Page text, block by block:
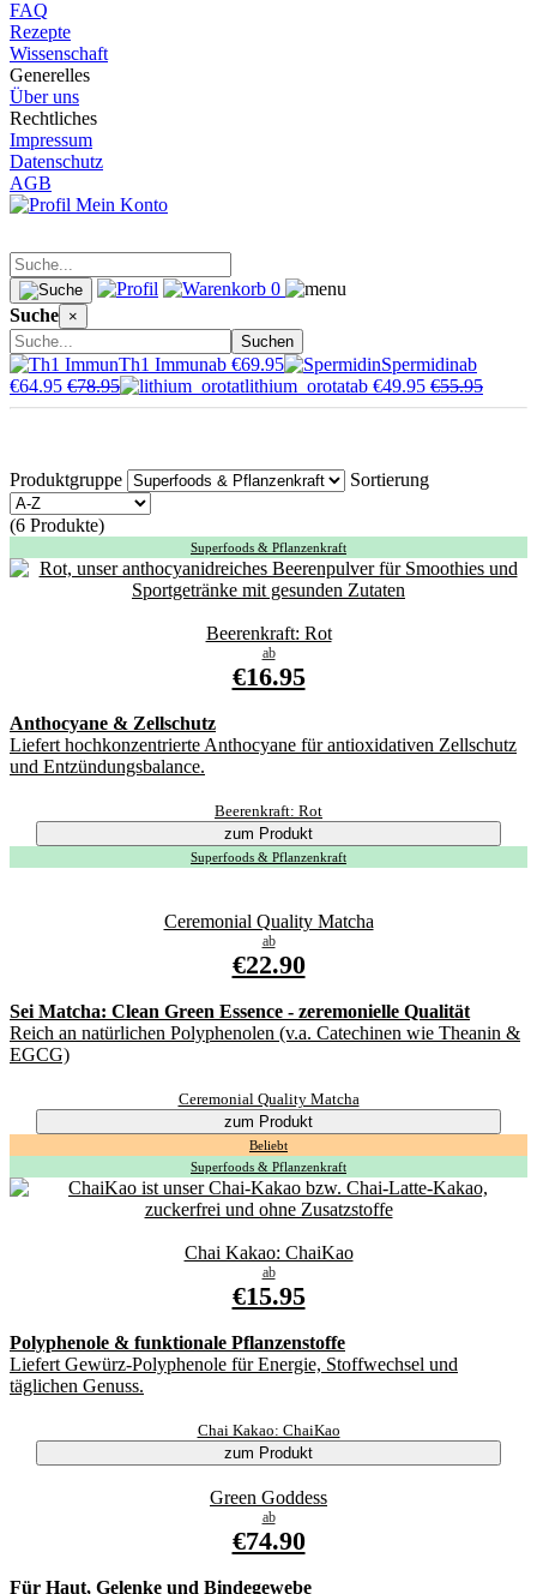
FAQ
Rezepte
Wissenschaft
Generelles
Über uns
Rechtliches
Impressum
Datenschutz
AGB
Mein Konto
0
Suche ×
Suchen
Th1 Immunab €69.95 Spermidinab
€64.95 €78.95 lithium_orotatab €49.95 €55.95
Produktgruppe Sortierung
(6 Produkte)
Superfoods & Pflanzenkraft
Beerenkraft: Rot
ab
€16.95
Anthocyane & Zellschutz
Liefert hochkonzentrierte Anthocyane für antioxidativen Zellschutz
und Entzündungsbalance.
Beerenkraft: Rot
zum Produkt
Superfoods & Pflanzenkraft
Ceremonial Quality Matcha
ab
€22.90
Sei Matcha: Clean Green Essence - zeremonielle Qualität
Reich an natürlichen Polyphenolen (v.a. Catechinen wie Theanin &
EGCG)
Ceremonial Quality Matcha
zum Produkt
Beliebt
Superfoods & Pflanzenkraft
Chai Kakao: ChaiKao
ab
€15.95
Polyphenole & funktionale Pflanzenstoffe
Liefert Gewürz-Polyphenole für Energie, Stoffwechsel und
täglichen Genuss.
Chai Kakao: ChaiKao
zum Produkt
Green Goddess
ab
€74.90
Für Haut, Gelenke und Bindegewebe